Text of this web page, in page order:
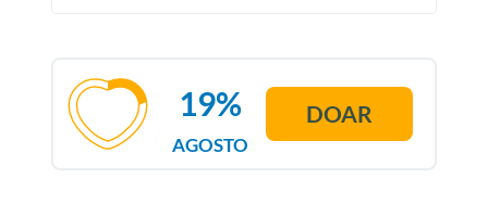
AGOSTO
19% DOAR